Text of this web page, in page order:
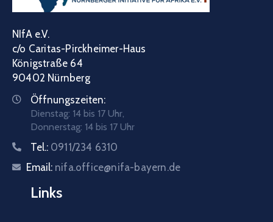
NIfA e.V.
c/o Caritas-Pirckheimer-Haus
Königstraße 64
90402 Nürnberg
Öffnungszeiten:
Dienstag: 14 bis 17 Uhr,
Donnerstag: 14 bis 17 Uhr
Tel.: 0911/234 6310
Email: nifa.office@nifa-bayern.de
Links